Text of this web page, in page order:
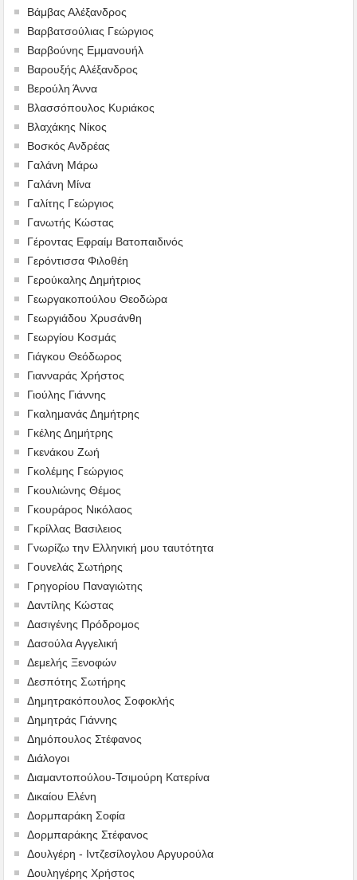
Βάμβας Αλέξανδρος
Βαρβατσούλιας Γεώργιος
Βαρβούνης Εμμανουήλ
Βαρουξής Αλέξανδρος
Βερούλη Άννα
Βλασσόπουλος Κυριάκος
Βλαχάκης Νίκος
Βοσκός Ανδρέας
Γαλάνη Μάρω
Γαλάνη Μίνα
Γαλίτης Γεώργιος
Γανωτής Κώστας
Γέροντας Εφραίμ Βατοπαιδινός
Γερόντισσα Φιλοθέη
Γερούκαλης Δημήτριος
Γεωργακοπούλου Θεοδώρα
Γεωργιάδου Χρυσάνθη
Γεωργίου Κοσμάς
Γιάγκου Θεόδωρος
Γιανναράς Χρήστος
Γιούλης Γιάννης
Γκαλημανάς Δημήτρης
Γκέλης Δημήτρης
Γκενάκου Ζωή
Γκολέμης Γεώργιος
Γκουλιώνης Θέμος
Γκουράρος Νικόλαος
Γκρίλλας Βασιλειος
Γνωρίζω την Ελληνική μου ταυτότητα
Γουνελάς Σωτήρης
Γρηγορίου Παναγιώτης
Δαντίλης Κώστας
Δασιγένης Πρόδρομος
Δασούλα Αγγελική
Δεμελής Ξενοφών
Δεσπότης Σωτήρης
Δημητρακόπουλος Σοφοκλής
Δημητράς Γιάννης
Δημόπουλος Στέφανος
Διάλογοι
Διαμαντοπούλου-Τσιμούρη Κατερίνα
Δικαίου Ελένη
Δορμπαράκη Σοφία
Δορμπαράκης Στέφανος
Δουλγέρη - Ιντζεσίλογλου Αργυρούλα
Δουληγέρης Χρήστος